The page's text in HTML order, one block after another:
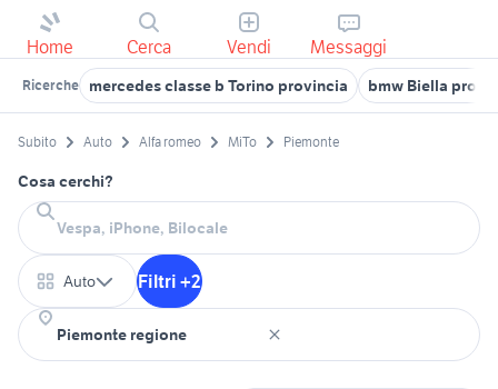
Home Cerca Vendi Messaggi
Ricerche mercedes classe b Torino provincia bmw Biella
Subito Auto Alfa romeo MiTo Piemonte
Cosa cerchi?
Auto Filtri +2